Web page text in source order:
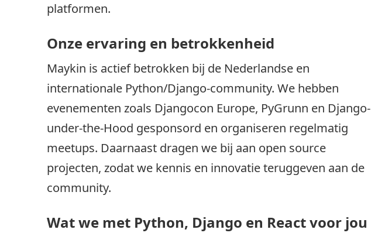
platformen.
Onze ervaring en betrokkenheid
Maykin is actief betrokken bij de Nederlandse en
internationale Python/Django-community. We hebben
evenementen zoals Djangocon Europe, PyGrunn en Django-
under-the-Hood gesponsord en organiseren regelmatig
meetups. Daarnaast dragen we bij aan open source
projecten, zodat we kennis en innovatie teruggeven aan de
community.
Wat we met Python, Django en React voor jou